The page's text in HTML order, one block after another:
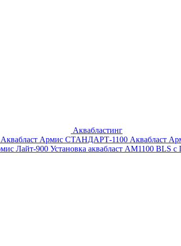
Аквабластинг
Аквабласт Армис СТАНДАРТ-1100 Аквабласт
Лайт-900 Установка аквабласт AM1100 BLS